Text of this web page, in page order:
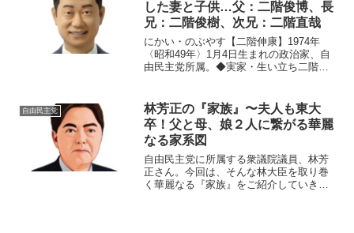
した妻と子供…父：二階俊博、長
兄：二階俊樹、次兄：二階直哉
にかい・のぶやす【二階伸康】1974年
〈昭和49年〉1月4日生まれの政治家、自
由民主党所属。◆実家・生い立ち二階伸
坊市立御坊中学校を卒業。和歌山県立日
高高等学校へ進み、...
自由民主党
林芳正の『家族』〜夫人も東大
卒！父と母、娘２人に繋がる華麗
なる家系図
自由民主党に所属する衆議院議員、林芳
正さん。今回は、そんな林大臣を取り巻
く華麗なる『家族』をご紹介していきま